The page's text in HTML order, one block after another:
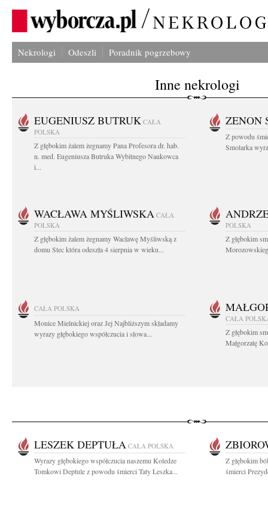
Nekrologi Odeszli Poradnik pogrzebowy
Inne nekrologi
EUGENIUSZ BUTRUK CAŁA
POLSKA
Z głębokim żalem żegnamy Pana Profesora dr. hab.
n. med. Eugeniusza Butruka Wybitnego Naukowca
i...
ZENON
Z powodu
Smolarka
WACŁAWA MYŚLIWSKA CAŁA
POLSKA
Z głębokim żalem żegnamy Wacławę Myśliwską z
domu Stec która odeszła 4 sierpnia w wieku...
POLSKA
Z głębokim
CAŁA POLSKA
Monice Mielnickiej oraz Jej Najbliższym składamy
wyrazy głębokiego współczucia i słowa...
CAŁA
Z głębokim
Małgorzatę
LESZEK DEPTUŁA CAŁA POLSKA
Wyrazy głębokiego współczucia naszemu Koledze
Tomkowi Deptule z powodu śmierci Taty Leszka...
Z głębokim
śmierci